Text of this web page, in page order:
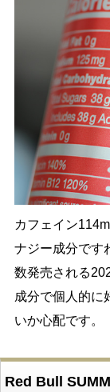
カフェイン
ナジー成分です
数発売される
成分で個人的に
いか心配です。
Red Bull